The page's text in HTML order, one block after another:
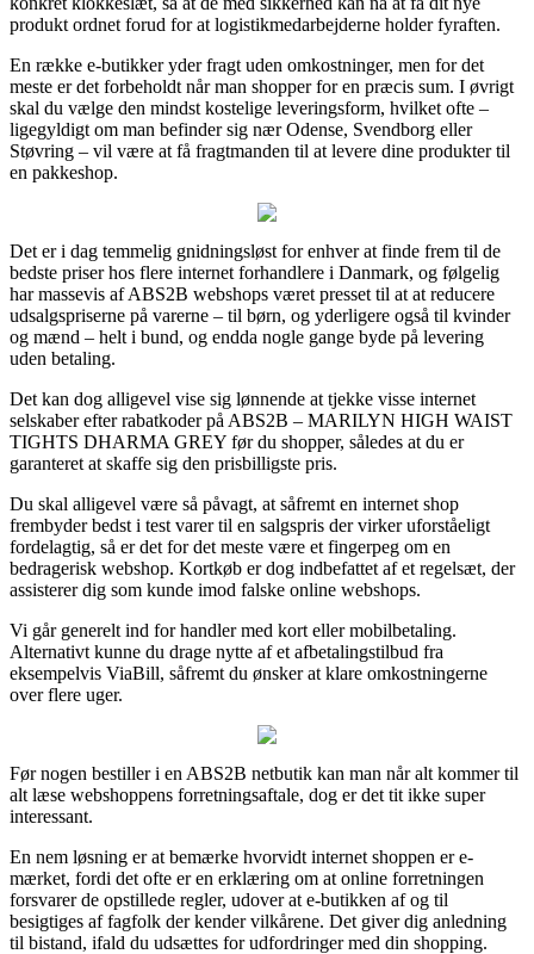
produkt ordnet forud for at logistikmedarbejderne holder fyraften.
En række e-butikker yder fragt uden omkostninger, men for det
meste er det forbeholdt når man shopper for en præcis sum. I øvrigt
skal du vælge den mindst kostelige leveringsform, hvilket ofte –
ligegyldigt om man befinder sig nær Odense, Svendborg eller
Støvring – vil være at få fragtmanden til at levere dine produkter til
en pakkeshop.
Det er i dag temmelig gnidningsløst for enhver at finde frem til de
bedste priser hos flere internet forhandlere i Danmark, og følgelig
har massevis af ABS2B webshops været presset til at at reducere
udsalgspriserne på varerne – til børn, og yderligere også til kvinder
og mænd – helt i bund, og endda nogle gange byde på levering
uden betaling.
Det kan dog alligevel vise sig lønnende at tjekke visse internet
selskaber efter rabatkoder på ABS2B – MARILYN HIGH WAIST
TIGHTS DHARMA GREY før du shopper, således at du er
garanteret at skaffe sig den prisbilligste pris.
Du skal alligevel være så påvagt, at såfremt en internet shop
frembyder bedst i test varer til en salgspris der virker uforståeligt
fordelagtig, så er det for det meste være et fingerpeg om en
bedragerisk webshop. Kortkøb er dog indbefattet af et regelsæt, der
assisterer dig som kunde imod falske online webshops.
Vi går generelt ind for handler med kort eller mobilbetaling.
Alternativt kunne du drage nytte af et afbetalingstilbud fra
eksempelvis ViaBill, såfremt du ønsker at klare omkostningerne
over flere uger.
Før nogen bestiller i en ABS2B netbutik kan man når alt kommer til
alt læse webshoppens forretningsaftale, dog er det tit ikke super
interessant.
En nem løsning er at bemærke hvorvidt internet shoppen er e-
mærket, fordi det ofte er en erklæring om at online forretningen
forsvarer de opstillede regler, udover at e-butikken af og til
besigtiges af fagfolk der kender vilkårene. Det giver dig anledning
til bistand, ifald du udsættes for udfordringer med din shopping.